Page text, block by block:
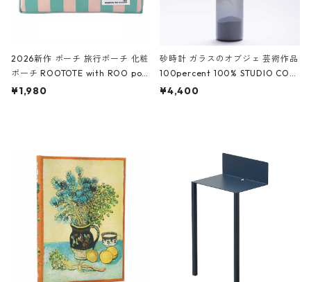
2026新作 ポーチ 旅行ポーチ 化粧
ポーチ ROOTOTE with ROO pou
ch 3532 ルートート WR.ポーチ.ラ
¥1,980
砂時計 ガラスのオブジェ 芸術作品
100percent 100% STUDIO COH
AKU Timeless 100パーセント ス
¥4,400